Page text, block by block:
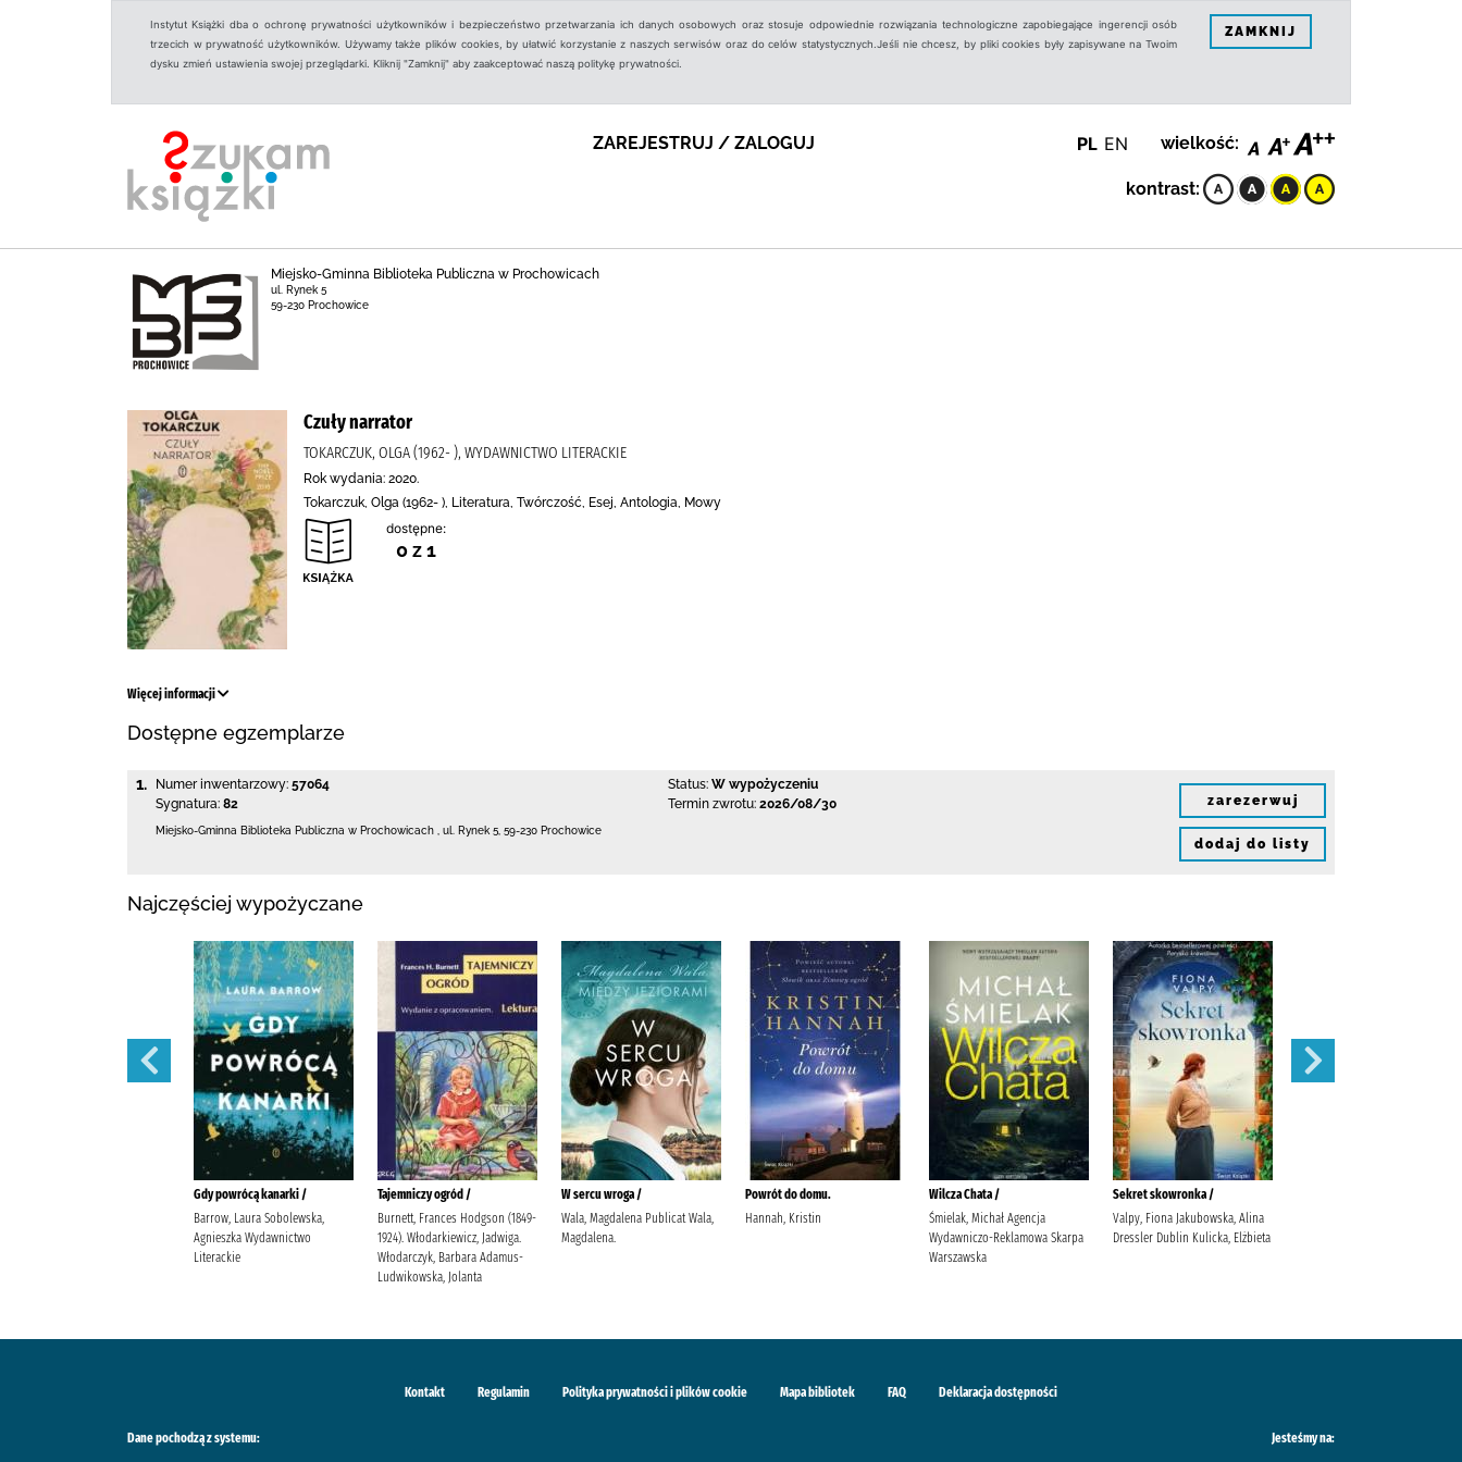
Instytut Książki dba o ochronę prywatności użytkowników i bezpieczeństwo przetwarzania ich danych osobowych oraz stosuje odpowiednie rozwiązania technologiczne zapobiegające ingerencji osób
trzecich w prywatność użytkowników. Używamy także plików cookies, by ułatwić korzystanie z naszych serwisów oraz do celów statystycznych.Jeśli nie chcesz, by pliki cookies były zapisywane na Twoim
dysku zmień ustawienia swojej przeglądarki. Kliknij "Zamknij" aby zaakceptować naszą politykę prywatności.
ZAMKNIJ
ZAREJESTRUJ / ZALOGUJ PL EN wielkość:
kontrast:
Miejsko-Gminna Biblioteka Publiczna w Prochowicach
ul. Rynek 5
59-230 Prochowice
Czuły narrator
TOKARCZUK, OLGA (1962- ), WYDAWNICTWO LITERACKIE
Rok wydania: 2020.
Tokarczuk, Olga (1962- ), Literatura, Twórczość, Esej, Antologia, Mowy
dostępne:
0 z 1
Więcej informacji
Dostępne egzemplarze
1. Numer inwentarzowy: 57064
Sygnatura: 82
Status: W wypożyczeniu
Termin zwrotu: 2026/08/30
Miejsko-Gminna Biblioteka Publiczna w Prochowicach ul. Rynek 5 59-230 Prochowice
zarezerwuj
dodaj do listy
Najczęściej wypożyczane
Gdy powrócą kanarki /
Barrow, Laura Sobolewska,
Agnieszka Wydawnictwo
Literackie
Tajemniczy ogród /
Burnett, Frances Hodgson (1849-
1924). Włodarkiewicz, Jadwiga.
Włodarczyk, Barbara Adamus-
Ludwikowska, Jolanta
W sercu wroga /
Wala, Magdalena Publicat Wala,
Magdalena.
Powrót do domu.
Hannah, Kristin
Wilcza Chata /
Śmielak, Michał Agencja
Wydawniczo-Reklamowa Skarpa
Warszawska
Sekret skowronka /
Valpy, Fiona Jakubowska, Alina
Dressler Dublin Kulicka, Elżbieta
Kontakt Regulamin Polityka prywatności i plików cookie Mapa bibliotek FAQ Deklaracja dostępności
Dane pochodzą z systemu: Jesteśmy na: